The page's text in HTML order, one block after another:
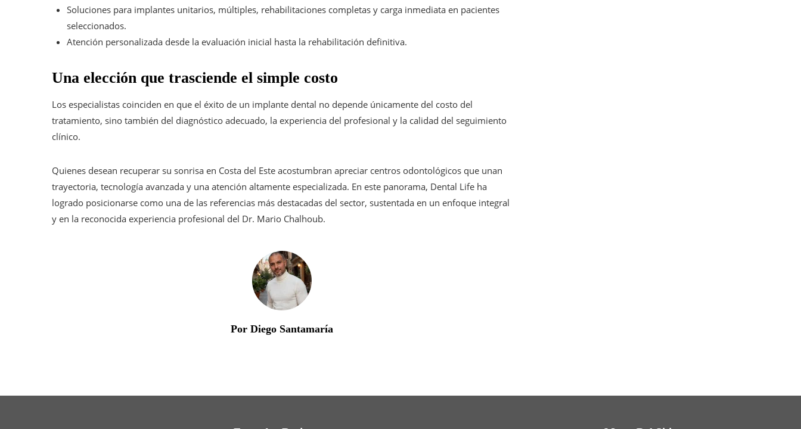
Soluciones para implantes unitarios, múltiples, rehabilitaciones completas y carga inmediata en pacientes
seleccionados.
Atención personalizada desde la evaluación inicial hasta la rehabilitación definitiva.
Una elección que trasciende el simple costo
Los especialistas coinciden en que el éxito de un implante dental no depende únicamente del costo del
tratamiento, sino también del diagnóstico adecuado, la experiencia del profesional y la calidad del seguimiento
clínico.
Quienes desean recuperar su sonrisa en Costa del Este acostumbran apreciar centros odontológicos que unan
trayectoria, tecnología avanzada y una atención altamente especializada. En este panorama, Dental Life ha
logrado posicionarse como una de las referencias más destacadas del sector, sustentada en un enfoque integral
y en la reconocida experiencia profesional del Dr. Mario Chalhoub.
Por Diego Santamaría